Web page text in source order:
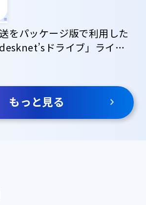
をパッケージ版で利用した
ドライブ」ライセ
もっと見る